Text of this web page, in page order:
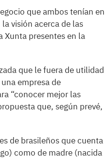
que ambos tenían en
visión acerca de las
Xunta presentes en la
que le fuera de utilidad
empresa de
“conocer mejor las
que, según prevé,
de brasileños que cuenta
como de madre (nacida